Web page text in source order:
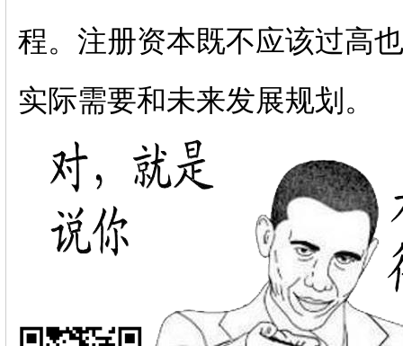
程。注册资本既不应该过高
实际需要和未来发展规划。